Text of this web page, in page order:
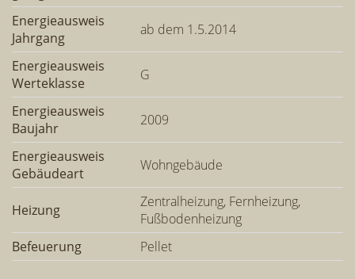
Energieausweis
Jahrgang
ab dem 1.5.2014
Energieausweis
Werteklasse
G
Energieausweis
Baujahr
2009
Energieausweis
Gebäudeart
Wohngebäude
Heizung
Zentralheizung, Fernheizung,
Fußbodenheizung
Befeuerung
Pellet